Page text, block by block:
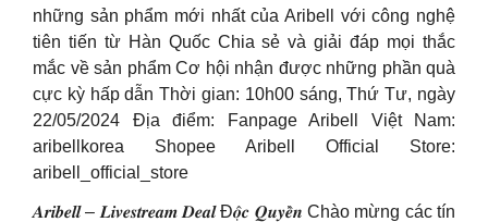
những sản phẩm mới nhất của Aribell với công nghệ
tiên tiến từ Hàn Quốc Chia sẻ và giải đáp mọi thắc
mắc về sản phẩm Cơ hội nhận được những phần quà
cực kỳ hấp dẫn Thời gian: 10h00 sáng, Thứ Tư, ngày
22/05/2024 Địa điểm: Fanpage Aribell Việt Nam:
aribellkorea Shopee Aribell Official Store:
aribell_official_store
𝑨𝒓𝒊𝒃𝒆𝒍𝒍 – 𝑳𝒊𝒗𝒆𝒔𝒕𝒓𝒆𝒂𝒎 𝑫𝒆𝒂𝒍 Đ𝒐̣̂𝒄 𝑸𝒖𝒚𝒆̂̀𝒏 Chào mừng các tín